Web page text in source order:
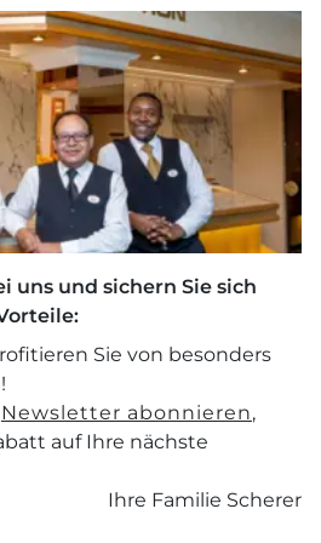
uns und sichern Sie sich
Sie von besonders
Newsletter abonnieren,
auf Ihre nächste
Ihre Familie Scherer